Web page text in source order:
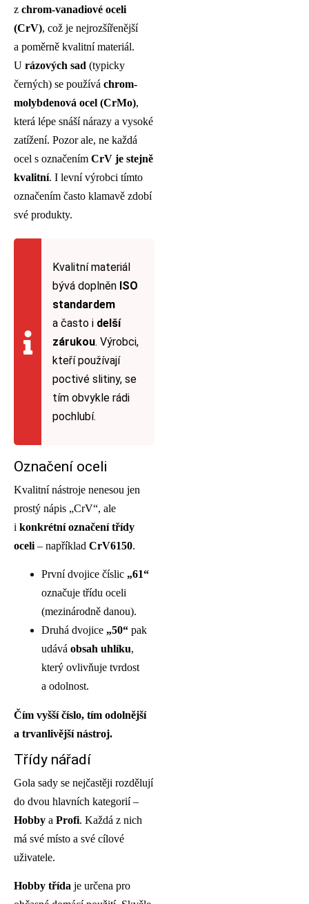
z chrom-vanadiové oceli
(CrV), což je nejrozšířenější
a poměrně kvalitní materiál.
U rázových sad (typicky
černých) se používá chrom-
molybdenová ocel (CrMo),
která lépe snáší nárazy a vysoké
zatížení. Pozor ale, ne každá
ocel s označením CrV je stejně
kvalitní. I levní výrobci tímto
označením často klamavě zdobí
své produkty.
Kvalitní materiál
bývá doplněn ISO
standardem
a často i delší
zárukou. Výrobci,
kteří používají
poctivé slitiny, se
tím obvykle rádi
pochlubí.
Označení oceli
Kvalitní nástroje nenesou jen
prostý nápis „CrV“, ale
i konkrétní označení třídy
oceli – například CrV6150.
První dvojice číslic „61“
označuje třídu oceli
(mezinárodně danou).
Druhá dvojice „50“ pak
udává obsah uhlíku,
který ovlivňuje tvrdost
a odolnost.
Čím vyšší číslo, tím odolnější
a trvanlivější nástroj.
Třídy nářadí
Gola sady se nejčastěji rozdělují
do dvou hlavních kategorií –
Hobby a Profi. Každá z nich
má své místo a své cílové
uživatele.
Hobby třída je určena pro